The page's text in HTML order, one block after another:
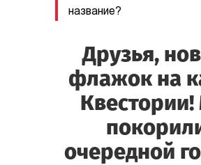
название?
Друзья,
флажок на
очередной